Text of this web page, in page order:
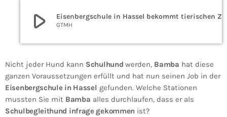
play_arrow GTMH
Nicht jeder Hund kann Schulhund werden, Bamba hat diese
ganzen Voraussetzungen erfüllt und hat nun seinen Job in der
Eisenbergschule in Hassel gefunden. Welche Stationen
mussten Sie mit Bamba alles durchlaufen, dass er als
Schulbegleithund infrage gekommen ist?